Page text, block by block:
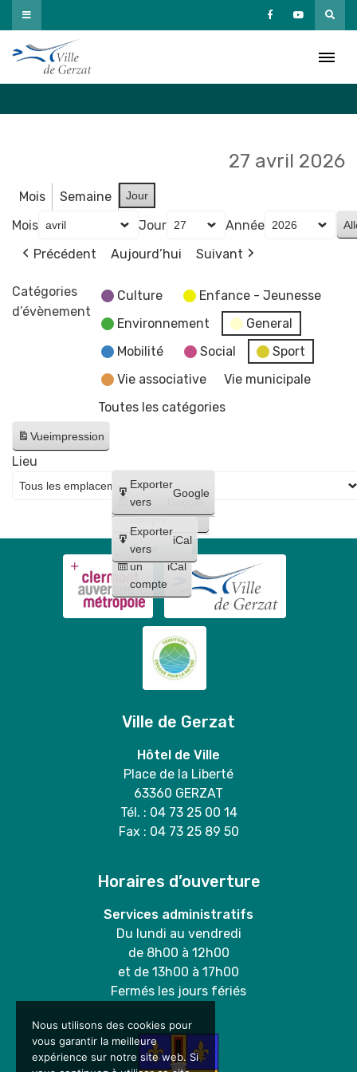
Passer
au
contenu
27 avril 2026
Mois Semaine Jour
Mois Jour
Année
Précédent
Aujourd’hui Suivant
Catégories
d’évènement
Culture
Enfance - Jeunesse
Environnement
General
Mobilité
Social
Sport
Vie associative
Vie municipale
Toutes les catégories
Vueimpression
Créer
un
compte
Google
Créer
un
compte
iCal
Exporter
vers
Google
Exporter
vers
iCal
Lieu
Ville de Gerzat
Hôtel de Ville
Place de la Liberté
63360 GERZAT
Tél. : 04 73 25 00 14
Fax : 04 73 25 89 50
Horaires d’ouverture
Services administratifs
Du lundi au vendredi
de 8h00 à 12h00
et de 13h00 à 17h00
Fermés les jours fériés
Nous utilisons des cookies pour
vous garantir la meilleure
expérience sur notre site web. Si